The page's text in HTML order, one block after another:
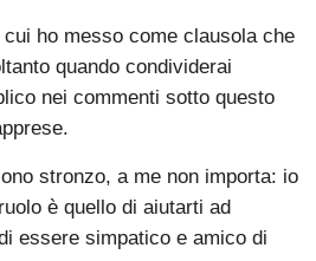
ho messo come clausola che
quando condividerai
nei commenti sotto questo
stronzo, a me non importa: io
è quello di aiutarti ad
essere simpatico e amico di